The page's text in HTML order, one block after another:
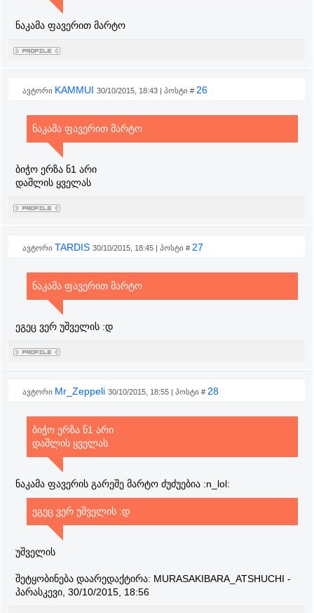
ნაკამა ფავერით მარტო
ავტორი KAMMUI 30/10/2015, 18:43 | პოსტი # 26
ნაკამა ფავერით მარტო
ბიჭო ერზა ნ1 არი
დაშლის ყველას
ავტორი TARDIS 30/10/2015, 18:45 | პოსტი # 27
ნაკამა ფავერით მარტო
ეგეც ვერ უშველის :დ
ავტორი Mr_Zeppeli 30/10/2015, 18:55 | პოსტი # 28
ბიჭო ერზა ნ1 არი
დაშლის ყველას
ნაკამა ფავერის გარეშე მარტო ძუძუებია :n_lol:
ეგეც ვერ უშველის :დ
უშველის
შეტყობინება დაარედაქტირა: MURASAKIBARA_ATSHUCHI -
პარასკევი, 30/10/2015, 18:56